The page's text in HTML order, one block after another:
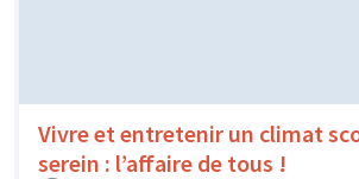
Vivre et entretenir un climat
serein : l’affaire de tous !